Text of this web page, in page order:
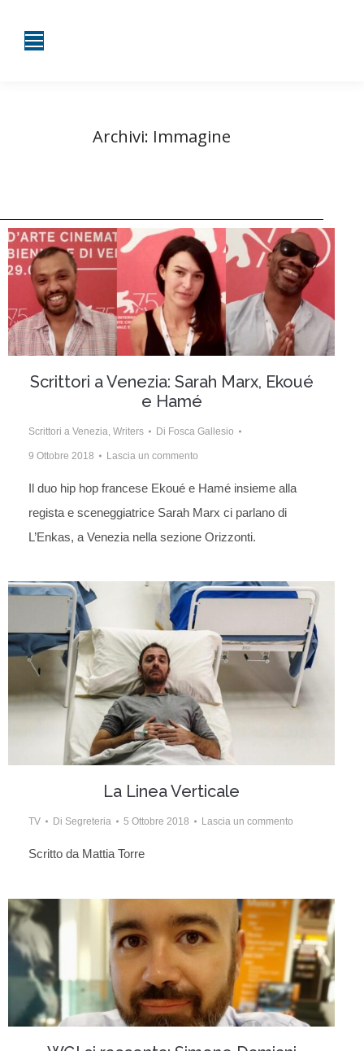
Archivi: Immagine
Scrittori a Venezia: Sarah Marx, Ekoué
e Hamé
Scrittori a Venezia Writers Di Fosca Gallesio
9 Ottobre 2018 Lascia un commento
Il duo hip hop francese Ekoué e Hamé insieme alla
regista e sceneggiatrice Sarah Marx ci parlano di
L’Enkas, a Venezia nella sezione Orizzonti.
La Linea Verticale
TV Di Segreteria 5 Ottobre 2018 Lascia un commento
Scritto da Mattia Torre